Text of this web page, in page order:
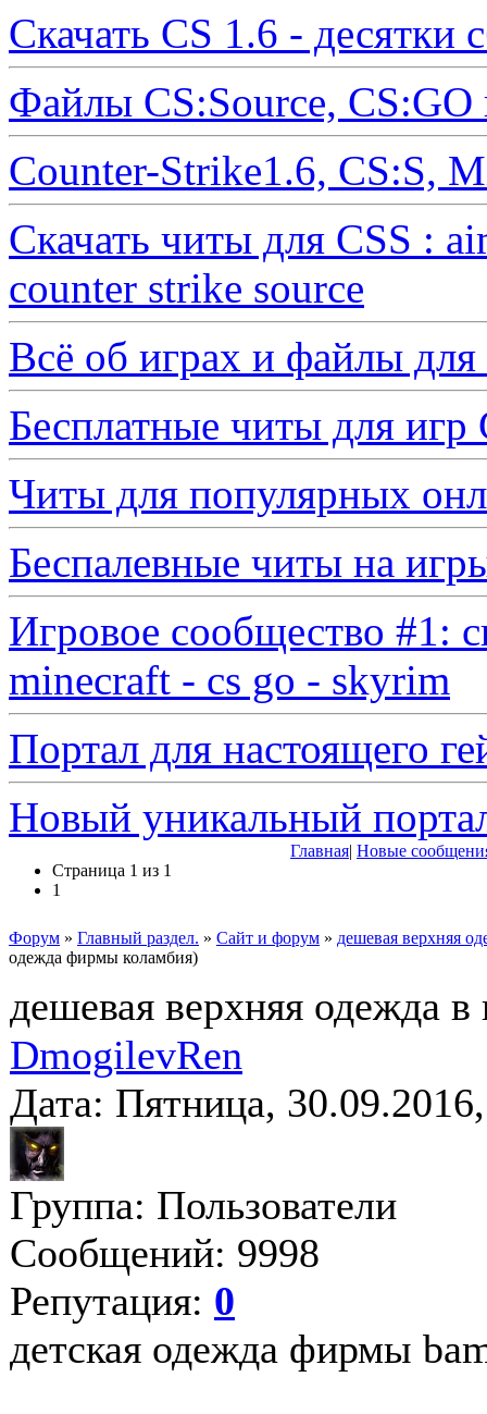
Скачать CS 1.6 - десятки
Файлы CS:Source, CS:GO
Counter-Strike1.6, CS:S,
Скачать читы для CSS :
counter strike source
Всё об играх и файлы для
Бесплатные читы для
Читы для популярных
Беспалевные читы на
Игровое сообщество #1:
minecraft - cs go - skyrim
Портал для настоящего
Новый уникальный
Главная| Новые
Страница 1 из 1
1
Форум » Главный раздел. » Сайт и форум » дешевая верхняя
одежда фирмы коламбия)
дешевая верхняя одежда
DmogilevRen
Дата: Пятница,
Группа: Пользователи
Сообщений: 9998
Репутация: 0
детская одежда фирмы